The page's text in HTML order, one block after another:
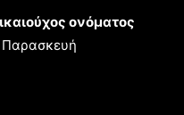
ονόματος